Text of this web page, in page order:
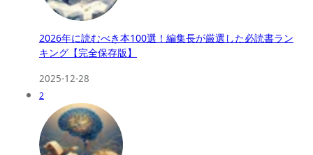
2026年に読むべき本100選！編集長が厳選した必読書ラン
キング【完全保存版】
2025-12-28
2